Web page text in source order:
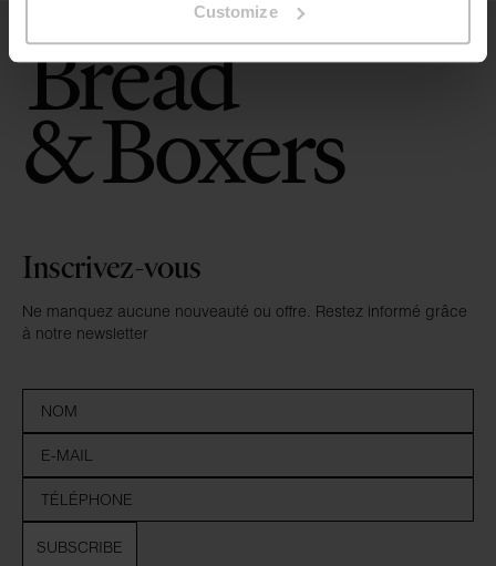
Customize
Inscrivez-vous
Ne manquez aucune nouveauté ou offre. Restez informé grâce
à notre newsletter
SUBSCRIBE